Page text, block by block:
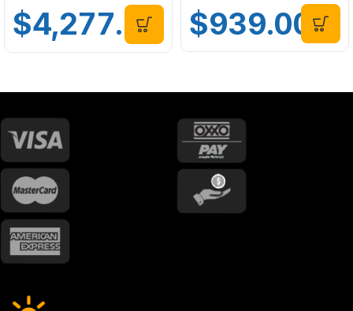
$4,277.00 $939.00